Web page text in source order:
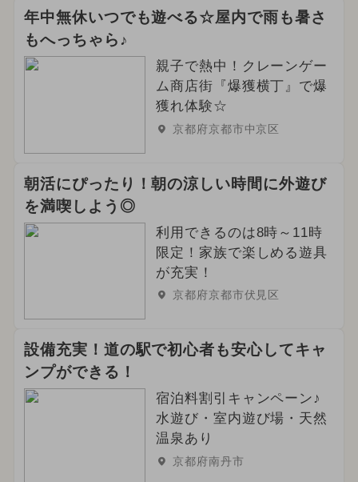
年中無休いつでも遊べる☆屋内で雨も暑さ
もへっちゃら♪
親子で熱中！クレーンゲー
ム商店街『爆獲横丁』で爆
獲れ体験☆
京都府京都市中京区
朝活にぴったり！朝の涼しい時間に外遊び
を満喫しよう◎
利用できるのは8時～11時
限定！家族で楽しめる遊具
が充実！
京都府京都市伏見区
設備充実！道の駅で初心者も安心してキャ
ンプができる！
宿泊料割引キャンペーン♪
水遊び・室内遊び場・天然
温泉あり
京都府南丹市